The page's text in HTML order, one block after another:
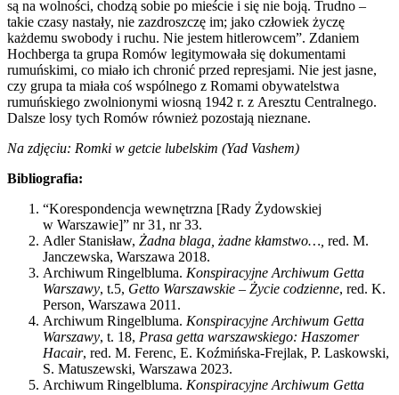
są na wolności, chodzą sobie po mieście i się nie boją. Trudno –
takie czasy nastały, nie zazdroszczę im; jako człowiek życzę
każdemu swobody i ruchu. Nie jestem hitlerowcem”. Zdaniem
Hochberga ta grupa Romów legitymowała się dokumentami
rumuńskimi, co miało ich chronić przed represjami. Nie jest jasne,
czy grupa ta miała coś wspólnego z Romami obywatelstwa
rumuńskiego zwolnionymi wiosną 1942 r. z Aresztu Centralnego.
Dalsze losy tych Romów również pozostają nieznane.
Na zdjęciu: Romki w getcie lubelskim (Yad Vashem)
Bibliografia:
“Korespondencja wewnętrzna [Rady Żydowskiej
w Warszawie]” nr 31, nr 33.
Adler Stanisław, Żadna blaga, żadne kłamstwo…, red. M.
Janczewska, Warszawa 2018.
Archiwum Ringelbluma. Konspiracyjne Archiwum Getta
Warszawy, t.5, Getto Warszawskie – Życie codzienne, red. K.
Person, Warszawa 2011.
Archiwum Ringelbluma. Konspiracyjne Archiwum Getta
Warszawy, t. 18, Prasa getta warszawskiego: Haszomer
Hacair, red. M. Ferenc, E. Koźmińska-Frejlak, P. Laskowski,
S. Matuszewski, Warszawa 2023.
Archiwum Ringelbluma. Konspiracyjne Archiwum Getta